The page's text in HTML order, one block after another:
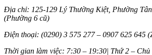
Địa chỉ: 125-129 Lý Thường Kiệt, Phường
(Phường 6 cũ)
Điện thoại: (0290) 3 575 277 – 0907 625 645
Thời gian làm việc: 7:30 – 19:30| Thứ 2 – Chủ